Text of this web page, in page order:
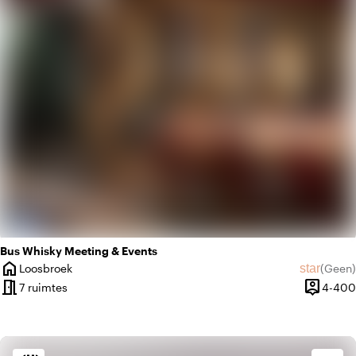
Bus Whisky Meeting & Events
home
Plaats
Loosbroek star(Geen)
Geen
meeting_room7 ruimtes person_pin4-400